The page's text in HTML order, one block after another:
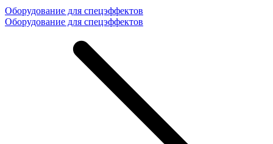
Оборудование для спецэффектов
Оборудование для спецэффектов